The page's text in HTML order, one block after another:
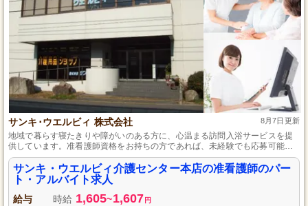
サンキ･ウエルビィ 株式会社 8月7日更新
地域で暮らす寝たきりや障がいのある方に、心温まる訪問入浴サービスを提
供しています。准看護師資格をお持ちの方であれば、未経験でも応募可能で
す。研修を通して、技術と知識をしっかり身につけることができますし、就
労日数や時間も相談に応じます。安心して長く働ける環境で、あなたも専門
的なスキルを活かしながら、地域社会に貢献しませんか。
サンキ・ウエルビィ介護センター本店の准看護師のパー
ト・アルバイト求人
給与 時給 1,605~1,607 円